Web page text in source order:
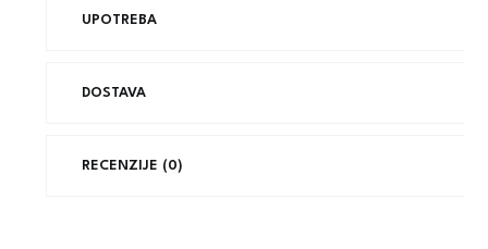
UPOTREBA
DOSTAVA
RECENZIJE (0)